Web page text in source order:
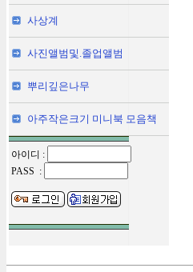
사상계
사진앨범및.졸업앨범
뿌리깊은나무
아주작은크기 미니북 모음책
아이디 :
PASS :